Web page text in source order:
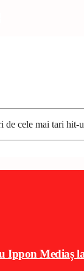
de cele mai tari
Ippon Mediaș